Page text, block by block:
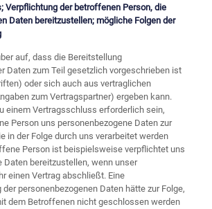
Verpflichtung der betroffenen Person, die
Daten bereitzustellen; mögliche Folgen der
auf, dass die Bereitstellung
Daten zum Teil gesetzlich vorgeschrieben ist
oder sich auch aus vertraglichen
zum Vertragspartner) ergeben kann.
einem Vertragsschluss erforderlich sein,
Person uns personenbezogene Daten zur
in der Folge durch uns verarbeitet werden
Person ist beispielsweise verpflichtet uns
Daten bereitzustellen, wenn unser
einen Vertrag abschließt. Eine
personenbezogenen Daten hätte zur Folge,
dem Betroffenen nicht geschlossen werden